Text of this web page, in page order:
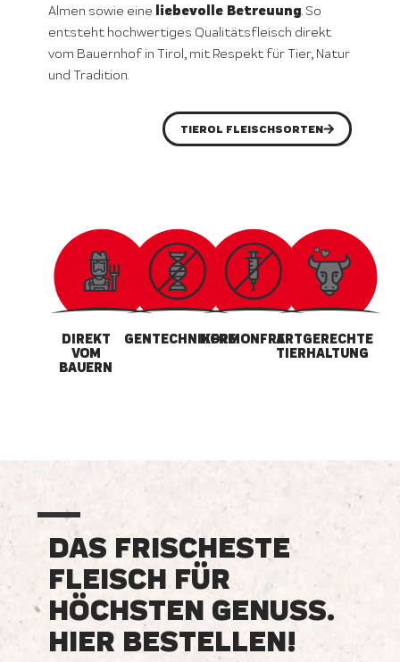
Almen sowie eine liebevolle Betreuung. So
entsteht hochwertiges Qualitätsfleisch direkt
vom Bauernhof in Tirol, mit Respekt für Tier, Natur
und Tradition.
TIEROL FLEISCHSORTEN
DIREKT
VOM
BAUERN
GENTECHNIKFREIHORMONFREIARTGERECHTE
TIERHALTUNG
DAS FRISCHESTE
FLEISCH FÜR
HÖCHSTEN GENUSS.
HIER BESTELLEN!